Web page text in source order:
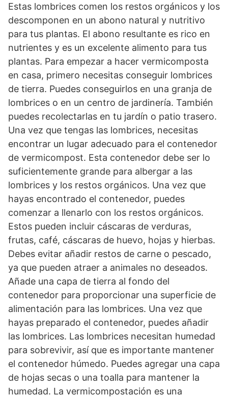
Estas lombrices comen los restos orgánicos y los
descomponen en un abono natural y nutritivo
para tus plantas. El abono resultante es rico en
nutrientes y es un excelente alimento para tus
plantas. Para empezar a hacer vermicomposta
en casa, primero necesitas conseguir lombrices
de tierra. Puedes conseguirlos en una granja de
lombrices o en un centro de jardinería. También
puedes recolectarlas en tu jardín o patio trasero.
Una vez que tengas las lombrices, necesitas
encontrar un lugar adecuado para el contenedor
de vermicompost. Esta contenedor debe ser lo
suficientemente grande para albergar a las
lombrices y los restos orgánicos. Una vez que
hayas encontrado el contenedor, puedes
comenzar a llenarlo con los restos orgánicos.
Estos pueden incluir cáscaras de verduras,
frutas, café, cáscaras de huevo, hojas y hierbas.
Debes evitar añadir restos de carne o pescado,
ya que pueden atraer a animales no deseados.
Añade una capa de tierra al fondo del
contenedor para proporcionar una superficie de
alimentación para las lombrices. Una vez que
hayas preparado el contenedor, puedes añadir
las lombrices. Las lombrices necesitan humedad
para sobrevivir, así que es importante mantener
el contenedor húmedo. Puedes agregar una capa
de hojas secas o una toalla para mantener la
humedad. La vermicompostación es una